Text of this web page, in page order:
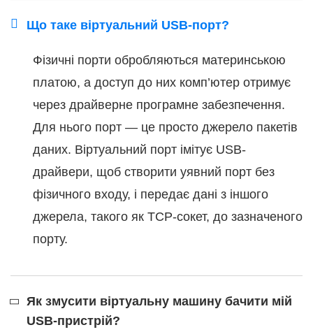
Що таке віртуальний USB-порт?
Фізичні порти обробляються материнською
платою, а доступ до них комп’ютер отримує
через драйверне програмне забезпечення.
Для нього порт — це просто джерело пакетів
даних. Віртуальний порт імітує USB-
драйвери, щоб створити уявний порт без
фізичного входу, і передає дані з іншого
джерела, такого як TCP-сокет, до зазначеного
порту.
Як змусити віртуальну машину бачити мій
USB-пристрій?